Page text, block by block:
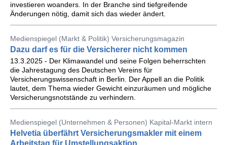
investieren woanders. In der Branche sind tiefgreifende
Änderungen nötig, damit sich das wieder ändert.
Medienspiegel (Markt & Politik) Versicherungsmagazin
Dazu darf es für die Versicherer nicht kommen
13.3.2025 - Der Klimawandel und seine Folgen beherrschten
die Jahrestagung des Deutschen Vereins für
Versicherungswissenschaft in Berlin. Der Appell an die Politik
lautet, dem Thema wieder Gewicht einzuräumen und mögliche
Versicherungsnotstände zu verhindern.
Medienspiegel (Unternehmen & Personen) Kapital-Markt intern
Helvetia überfährt Versicherungsmakler mit einem
Arbeitstag für Umstellungsaktion